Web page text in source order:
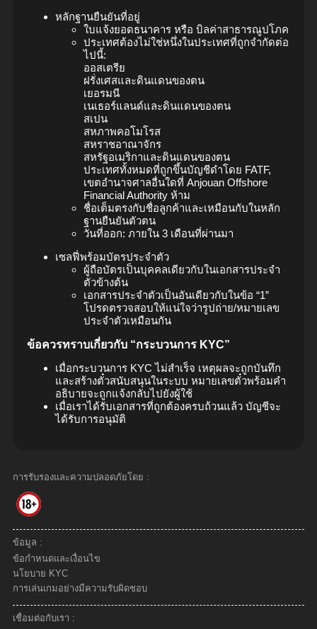
หลักฐานยืนยันที่อยู่
ใบแจ้งยอดธนาคาร หรือ บิลค่าสาธารณูปโภค
ประเทศต้องไม่ใช่หนึ่งในประเทศที่ถูกจำกัดต่อ
ไปนี้:
ออสเตรีย
ฝรั่งเศสและดินแดนของตน
เยอรมนี
เนเธอร์แลนด์และดินแดนของตน
สเปน
สหภาพคอโมโรส
สหราชอาณาจักร
สหรัฐอเมริกาและดินแดนของตน
ประเทศทั้งหมดที่ถูกขึ้นบัญชีดำโดย FATF,
เขตอำนาจศาลอื่นใดที่ Anjouan Offshore
Financial Authority ห้าม
ชื่อเต็มตรงกับชื่อลูกค้าและเหมือนกับในหลัก
ฐานยืนยันตัวตน
วันที่ออก: ภายใน 3 เดือนที่ผ่านมา
เซลฟี่พร้อมบัตรประจำตัว
ผู้ถือบัตรเป็นบุคคลเดียวกับในเอกสารประจำ
ตัวข้างต้น
เอกสารประจำตัวเป็นอันเดียวกับในข้อ “1”
โปรดตรวจสอบให้แน่ใจว่ารูปถ่าย/หมายเลข
ประจำตัวเหมือนกัน
ข้อควรทราบเกี่ยวกับ “กระบวนการ KYC”
เมื่อกระบวนการ KYC ไม่สำเร็จ เหตุผลจะถูกบันทึก
และสร้างตั๋วสนับสนุนในระบบ หมายเลขตั๋วพร้อมคำ
อธิบายจะถูกแจ้งกลับไปยังผู้ใช้
เมื่อเราได้รับเอกสารที่ถูกต้องครบถ้วนแล้ว บัญชีจะ
ได้รับการอนุมัติ
การรับรองและความปลอดภัยโดย :
ข้อมูล :
ข้อกำหนดและเงื่อนไข
นโยบาย KYC
การเล่นเกมอย่างมีความรับผิดชอบ
เชื่อมต่อกับเรา :